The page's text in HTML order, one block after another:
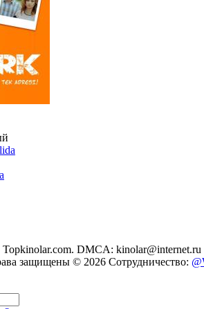
DMCA: kinolar@internet.ru
защищены © 2026 Сотрудничество: